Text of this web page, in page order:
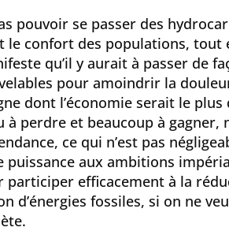
pouvoir se passer des
le confort des populations, tout
qu’il y aurait à passer de
pour amoindrir la
dont l’économie serait le
à perdre et beaucoup à gagner,
ce qui n’est pas
puissance aux ambitions
participer efficacement à la
d’énergies fossiles, si on ne